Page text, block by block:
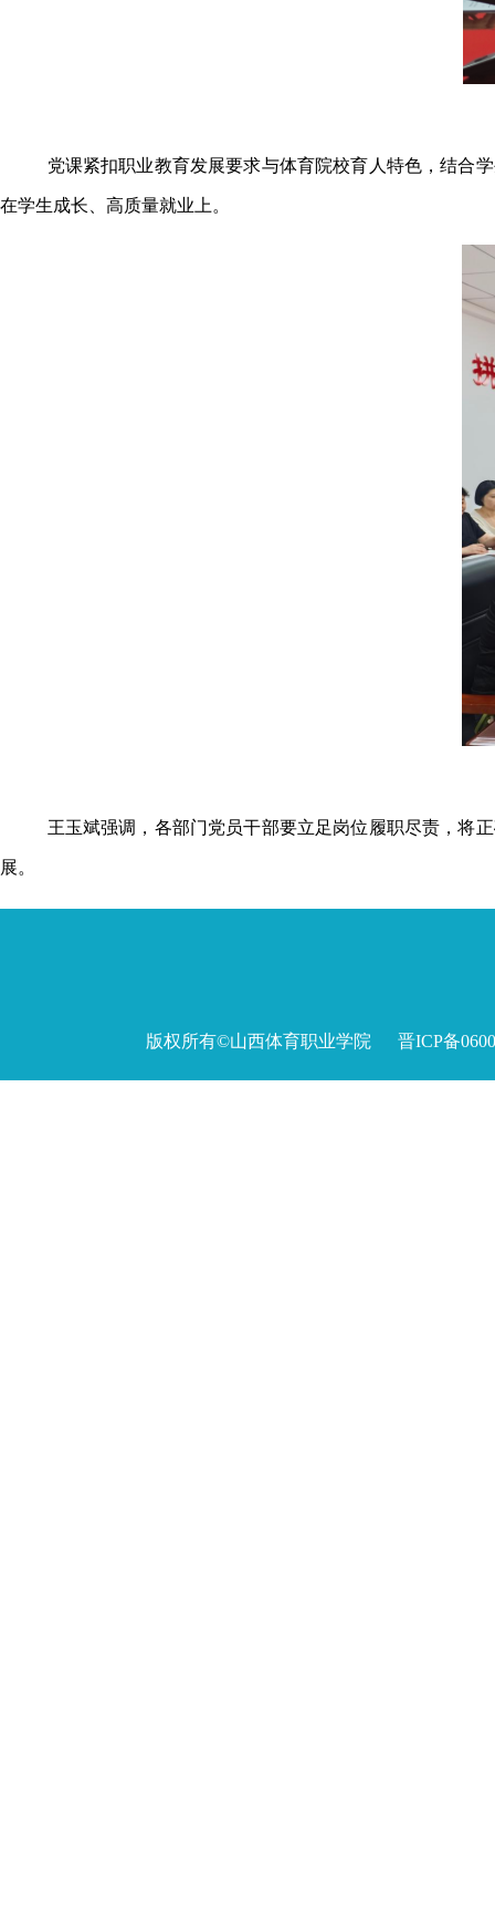
党课紧扣职业教育发展要求与体育院校育人特色，结合
在学生成长、高质量就业上。
王玉斌强调，各部门党员干部要立足岗位履职尽责，将
展。
版权所有©山西体育职业学院 晋ICP备